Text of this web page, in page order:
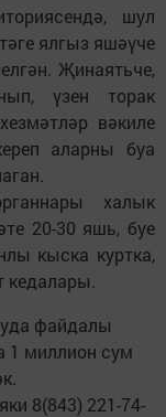
шул
ялгыз яшәүче
Җинаятьче,
үзен торак
вәкиле
аларны буа
халык
20-30 яшь, буе
кыска куртка,
кедалары.
файдалы
1 миллион сум
8(843) 221-74-